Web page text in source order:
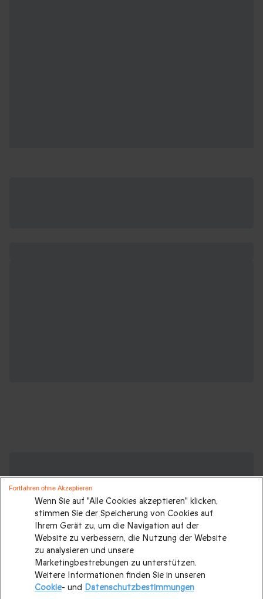
Weitere Geschenkideen ansehen:
Geschenkideen |Geschenk für Männer| Geschenk für
Frauen|Geschenk für Paare|Geschenke für Eltern
Geschenke für Großeltern|Geburtstagsgeschenk|
Geburtstagsgeschenke für Männer|
Geburtstagsgeschenke für Frauen|Geschenk für Familie
Wenn Sie auf "Alle Cookies akzeptieren" klicken,
stimmen Sie der Speicherung von Cookies auf
Ihrem Gerät zu, um die Navigation auf der
Website zu verbessern, die Nutzung der Website
zu analysieren und unsere
Marketingbestrebungen zu unterstützen.
Weitere Informationen finden Sie in unseren
Cookie- und Datenschutzbestimmungen
Fortfahren ohne Akzeptieren